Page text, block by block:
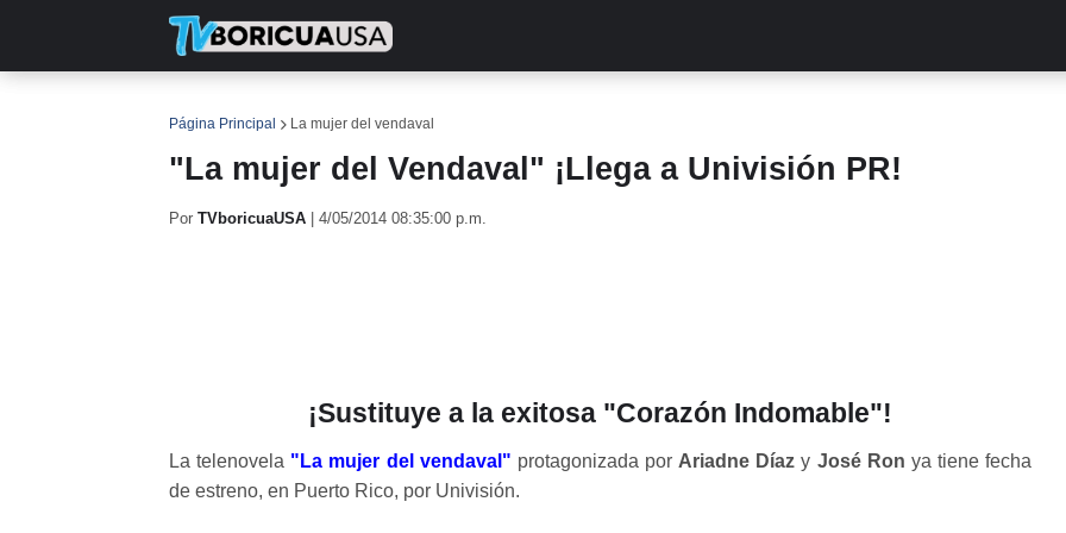
Página Principal La mujer del vendaval
"La mujer del Vendaval" ¡Llega a Univisión PR!
Por TVboricuaUSA 4/05/2014 08:35:00 p.m.
¡Sustituye a la exitosa "Corazón Indomable"!
La telenovela "La mujer del vendaval" protagonizada por Ariadne Díaz y José Ron ya tiene fecha
de estreno, en Puerto Rico, por Univisión.